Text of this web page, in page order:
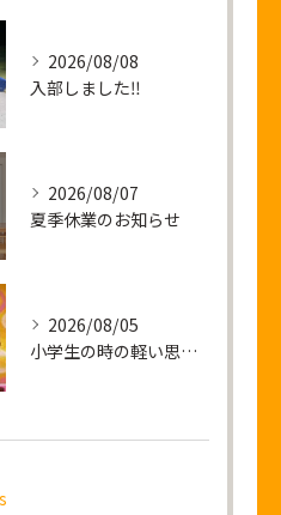
2026/08/08
入部しました‼
2026/08/07
夏季休業のお知らせ
2026/08/05
小学生の時の軽い思い出話し